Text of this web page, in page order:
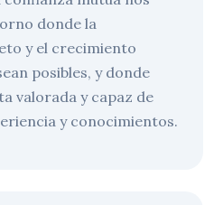
donde la
y el crecimiento
posibles, y donde
valorada y capaz de
y conocimientos.